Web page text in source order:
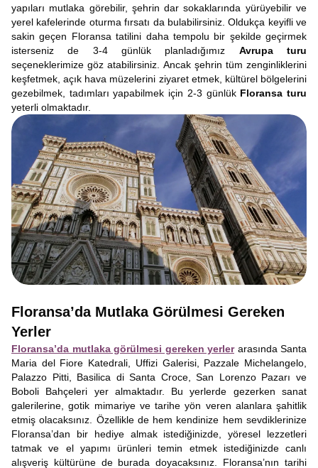
yapıları mutlaka görebilir, şehrin dar sokaklarında yürüyebilir ve
yerel kafelerinde oturma fırsatı da bulabilirsiniz. Oldukça keyifli ve
sakin geçen Floransa tatilini daha tempolu bir şekilde geçirmek
isterseniz de 3-4 günlük planladığımız Avrupa turu
seçeneklerimize göz atabilirsiniz. Ancak şehrin tüm zenginliklerini
keşfetmek, açık hava müzelerini ziyaret etmek, kültürel bölgelerini
gezebilmek, tadımları yapabilmek için 2-3 günlük Floransa turu
yeterli olmaktadır.
Floransa’da Mutlaka Görülmesi Gereken
Yerler
Floransa’da mutlaka görülmesi gereken yerlerarasında Santa
Maria del Fiore Katedrali, Uffizi Galerisi, Pazzale Michelangelo,
Palazzo Pitti, Basilica di Santa Croce, San Lorenzo Pazarı ve
Boboli Bahçeleri yer almaktadır. Bu yerlerde gezerken sanat
galerilerine, gotik mimariye ve tarihe yön veren alanlara şahitlik
etmiş olacaksınız. Özellikle de hem kendinize hem sevdiklerinize
Floransa’dan bir hediye almak istediğinizde, yöresel lezzetleri
tatmak ve el yapımı ürünleri temin etmek istediğinizde canlı
alışveriş kültürüne de burada doyacaksınız. Floransa’nın tarihi